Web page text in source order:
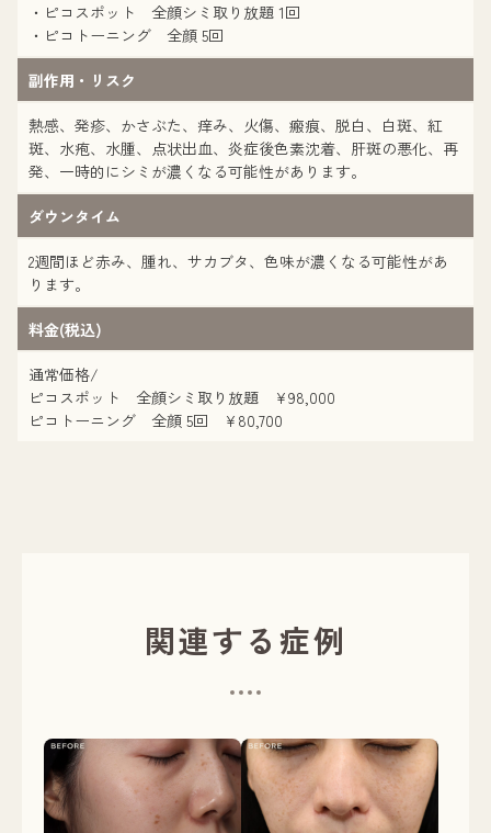
・ピコスポット 全顔シミ取り放題 1回
・ピコトーニング 全顔 5回
副作用・リスク
熱感、発疹、かさぶた、痒み、火傷、瘢痕、脱白、白斑、紅
斑、水疱、水腫、点状出血、炎症後色素沈着、肝斑の悪化、再
発、一時的にシミが濃くなる可能性があります。
ダウンタイム
2週間ほど赤み、腫れ、サカブタ、色味が濃くなる可能性があ
ります。
料金(税込)
通常価格/
ピコスポット 全顔シミ取り放題 ¥98,000
ピコトーニング 全顔 5回 ¥80,700
関連する症例